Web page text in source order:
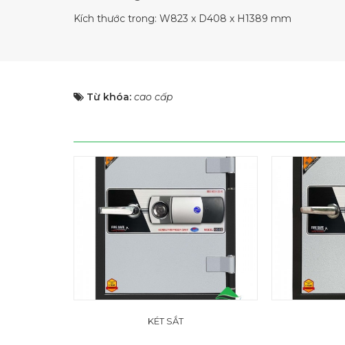
Kích thước trong: W823 x D408 x H1389 mm
Từ khóa: cao cấp
KÉT SẮT